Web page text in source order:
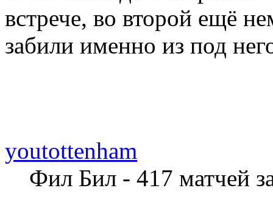
встрече, во второй ещё
забили именно из под
youtottenham
Фил Бил - 417 матчей